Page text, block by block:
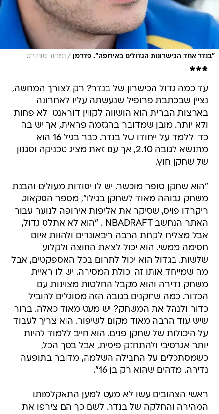
"בנדר אחד הכישרונות הגדולים באירופה". פדרמן / נמרוד סונדרס
***
עד כמה גדול הכישרון של בנדר? רק לצורך המחשה,
נציין שבכתבת פרופיל שנעשתה עליו לאחרונה
בארצות הברית הוא הושווה לקווין דוראנט  לא פחות
ולא יותר. מובן שמדובר בהגזמה פראית, אך יש בה
כדי ללמד על ייחודו של בנדר. כבר בגיל 16 הוא
מתנשא לגובה 2.10, אך עם זאת מציג טכניקה וסגנון
של שחקן חוץ.
"הוא שחקן סופר מוכשר. יש לו יסודות מעולים והבנת
משחק גבוהה מאוד לשחקן בגילו", מספר הסקאוט
ריקרדו פויס, שסיקר את אליפות אירופה לנוער עבור
האתר הנחשב NBADRAFT . "הוא לא אתלט גדול,
אבל מצליח לקחת הרבה ריבאונדים ולהוות איום
חסימה ממשי. הוא יכול לצאת החוצה ולקלוע
שלשות. בגדול הוא יכול לתרום בכל האספקטים, אבל
מה שמייחד אותו זה יכולת המסירה. יש לו ראיית
משחק נדירה והוא מקבל החלטות מצוינות עם
הכדור. כמה שחקנים בגובה הזה מסוגלים להוביל
כדור ולנהל את המשחק? יש מעט מאוד כאלה. ברור
שיש עוד הרבה מאוד מקום לשיפור. הוא צריך לעבוד
על היכולות של שחקן פנים. הוא חייב ללמוד להיות
יותר אגרסיבי ולהתחזק פיסית, אבל בסך הכל,
כשמסתכלים על החבילה השלמה, מדובר בתופעה
נדירה. מדהים שהוא רק בן 16".
ראשי הצהובים עשו לא מעט למען התאקלמותו
המהירה והחלקה של בנדר. לשם כך הם צירפו את